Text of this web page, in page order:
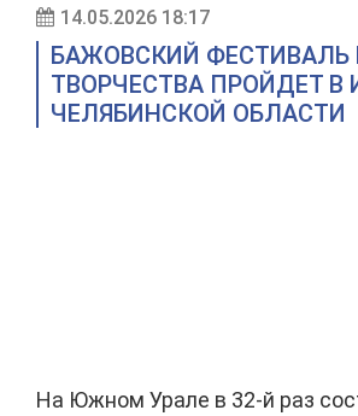
14.05.2026 18:17
БАЖОВСКИЙ ФЕСТИВАЛЬ
ТВОРЧЕСТВА ПРОЙДЕТ В
ЧЕЛЯБИНСКОЙ ОБЛАСТИ
На Южном Урале в 32-й раз